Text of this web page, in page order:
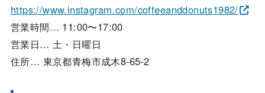
https://www.instagram.com/coffeeanddonuts1982/
営業時間… 11:00〜17:00
営業日… 土・日曜日
住所… 東京都青梅市成木8-65-2